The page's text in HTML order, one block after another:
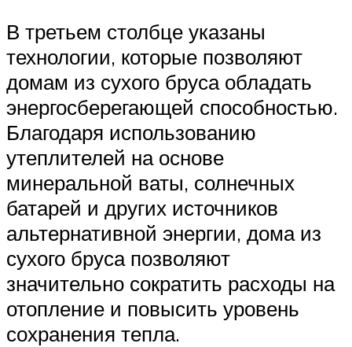
В третьем столбце указаны
технологии, которые позволяют
домам из сухого бруса обладать
энергосберегающей способностью.
Благодаря использованию
утеплителей на основе
минеральной ваты, солнечных
батарей и других источников
альтернативной энергии, дома из
сухого бруса позволяют
значительно сократить расходы на
отопление и повысить уровень
сохранения тепла.